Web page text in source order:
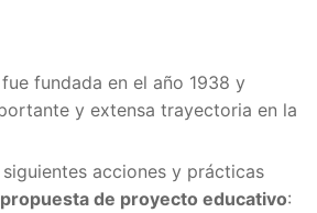
fundada en el año 1938 y
y extensa trayectoria en la
acciones y prácticas
de proyecto educativo: